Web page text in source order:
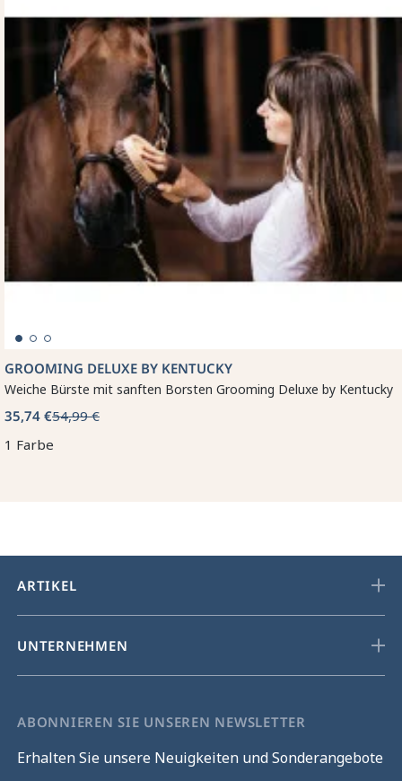
GROOMING DELUXE BY KENTUCKY
Weiche Bürste mit sanften Borsten Grooming Deluxe by Kentucky
35,74 €54,99 €
1 Farbe
ARTIKEL
UNTERNEHMEN
ABONNIEREN SIE UNSEREN NEWSLETTER
Erhalten Sie unsere Neuigkeiten und Sonderangebote